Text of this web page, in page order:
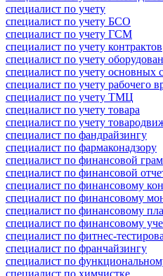
специалист по учету
специалист по учету БСО
специалист по учету ГСМ
специалист по учету контрактов
специалист по учету
специалист по учету основных
специалист по учету рабочего
специалист по учету ТМЦ
специалист по учету товара
специалист по учету
специалист по фандрайзингу
специалист по фармаконадзору
специалист по финансовой
специалист по финансовой
специалист по финансовому
специалист по финансовому
специалист по финансовому
специалист по финансовому
специалист по фитнес-
специалист по франчайзингу
специалист по
специалист по химчистке